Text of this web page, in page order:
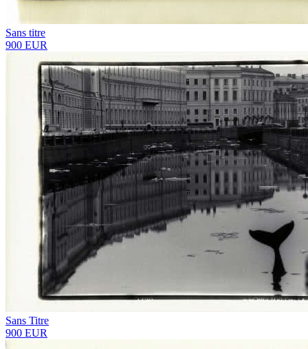
Sans titre
900 EUR
Sans Titre
900 EUR